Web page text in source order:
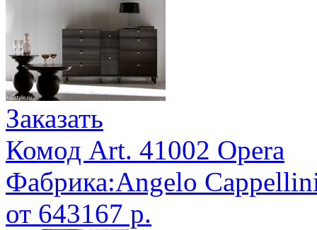
Заказать
Комод Art. 41002 Opera
Фабрика:Angelo
от 643167 р.